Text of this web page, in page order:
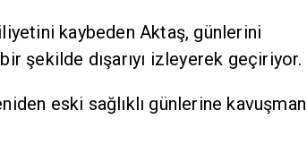
kaybeden Aktaş, günlerini
şekilde dışarıyı izleyerek geçiriyor.
eski sağlıklı günlerine